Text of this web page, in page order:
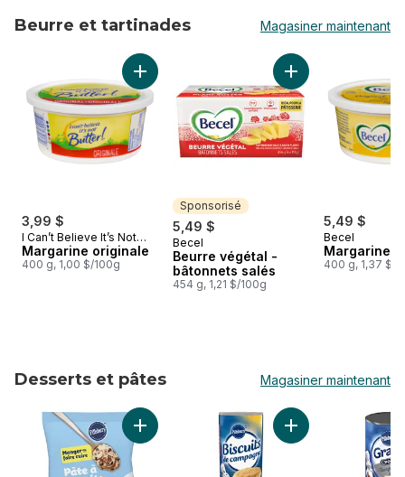
Beurre et tartinades Magasiner maintenant
sauter Beurre et tartinades
3,99 $
I Can’t Believe It’s Not
Butter!
Margarine originale
400 g, 1,00 $/100g
Ajouter Margarine originale au panier
Sponsorisé
5,49 $
Sponsorisé
Becel
Beurre végétal -
bâtonnets salés
454 g, 1,21 $/100g
Ajouter Beurre
5,49 $
Becel
Margarine
400 g, 1,37 $/
Desserts et pâtes Magasiner maintenant
sauter Desserts et pâtes
Ajouter Pâte à biscuits aux pépites de
Ajouter Biscuits de